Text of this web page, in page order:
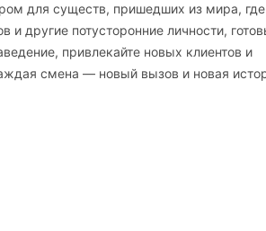
для существ, пришедших из мира, где
другие потусторонние личности,
привлекайте новых клиентов и
смена — новый вызов и новая